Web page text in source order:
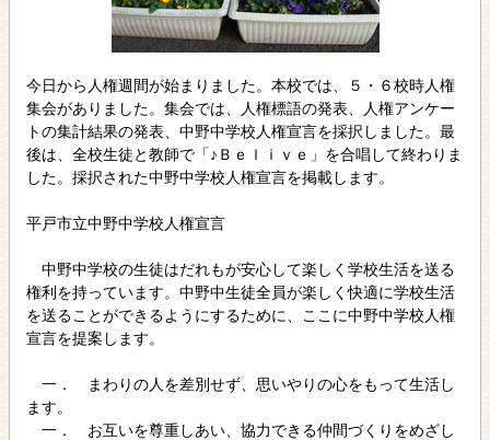
今日から人権週間が始まりました。本校では、５・６校時人権
集会がありました。集会では、人権標語の発表、人権アンケー
トの集計結果の発表、中野中学校人権宣言を採択しました。最
後は、全校生徒と教師で「♪Ｂｅｌｉｖｅ」を合唱して終わりま
した。採択された中野中学校人権宣言を掲載します。
平戸市立中野中学校人権宣言
中野中学校の生徒はだれもが安心して楽しく学校生活を送る
権利を持っています。中野中生徒全員が楽しく快適に学校生活
を送ることができるようにするために、ここに中野中学校人権
宣言を提案します。
一． まわりの人を差別せず、思いやりの心をもって生活し
ます。
一． お互いを尊重しあい、協力できる仲間づくりをめざし